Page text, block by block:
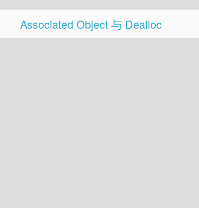
Associated Object 与 Dealloc